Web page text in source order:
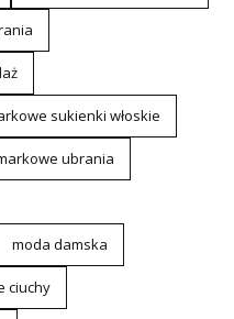
sukienki włoskie
ubrania
moda damska
ciuchy